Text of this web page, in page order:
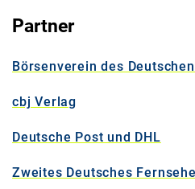
Partner
Börsenverein des
cbj Verlag
Deutsche Post und DHL
Zweites Deutsches